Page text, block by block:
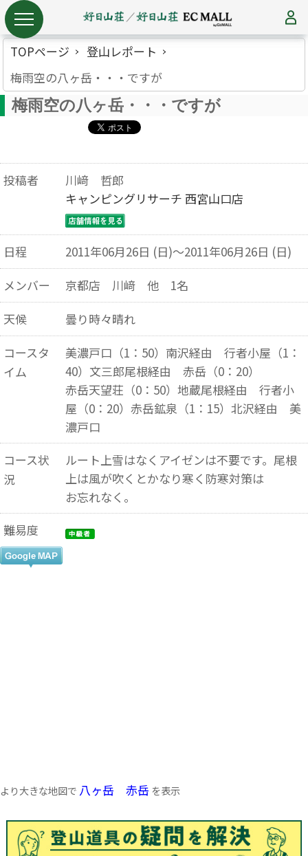
TOPページ
登山レポート
梅雨空の八ヶ岳・・・ですが
梅雨空の八ヶ岳・・・ですが
投稿者
川﨑 哲郎
キャンピングリサーチ 西宮山口店
日程
2011年06月26日 (日)～2011年06月26日 (日)
メンバー
京都店 川﨑 他 1名
天候
曇り時々晴れ
コースタ
イム
美濃戸口（1：50）南沢経由 行者小屋（1：
40）文三郎尾根経由 赤岳（0：20）
赤岳天望荘（0：50）地蔵尾根経由 行者小
屋（0：20）赤岳鉱泉（1：15）北沢経由 美
濃戸口
コース状
況
ルート上雪はなくアイゼンは不要です。尾根
上は風が吹くとかなり寒く防寒対策は
お忘れなく。
難易度
より大きな地図で 八ヶ岳 赤岳 を表示